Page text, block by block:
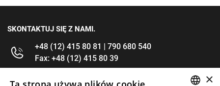
SKONTAKTUJ SIĘ Z NAMI.
+48 (12) 415 80 81 | 790 680 540
Fax: +48 (12) 415 80 39
kontakt@im-narzedzia.pl ×